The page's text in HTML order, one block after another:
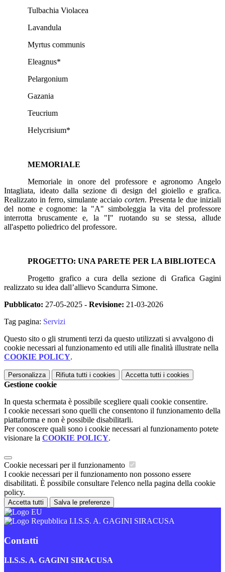
Tulbachia Violacea
Lavandula
Myrtus communis
Eleagnus*
Pelargonium
Gazania
Teucrium
Helycrisium*
MEMORIALE
Memoriale in onore del professore e agronomo Angelo
Intagliata, ideato dalla sezione di design del gioiello e grafica.
Realizzato in ferro, simulante acciaio corten. Presenta le due iniziali
del nome e cognome: la "A" simboleggia la vita del professore
interrotta bruscamente e, la "I" ruotando su se stessa, allude
all'aspetto poliedrico del professore.
PROGETTO: UNA PARETE PER LA BIBLIOTECA
Progetto grafico a cura della sezione di Grafica Gagini
realizzato su idea dall’allievo Scandurra Simone.
Pubblicato: 27-05-2025 - Revisione: 21-03-2026
Tag pagina: Servizi
Questo sito o gli strumenti terzi da questo utilizzati si avvalgono di
cookie necessari al funzionamento ed utili alle finalità illustrate nella
COOKIE POLICY.
Personalizza Rifiuta tutti i cookies Accetta tutti i cookies
Gestione cookie
In questa schermata è possibile scegliere quali cookie consentire.
I cookie necessari sono quelli che consentono il funzionamento della
piattaforma e non è possibile disabilitarli.
Per conoscere quali sono i cookie necessari al funzionamento potete
visionare la COOKIE POLICY.
Cookie necessari per il funzionamento
I cookie necessari per il funzionamento non possono essere
disabilitati. È possibile consultare l'elenco nella pagina della cookie
policy.
Accetta tutti Salva le preferenze
I.I.S.S. A. GAGINI SIRACUSA
Contatti
I.I.S.S. A. GAGINI SIRACUSA